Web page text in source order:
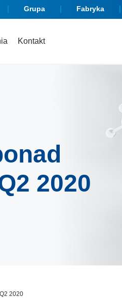
Grupa Fabryka
Kontakt
2020
2020